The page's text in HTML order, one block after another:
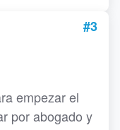
#3
empezar el
por abogado y